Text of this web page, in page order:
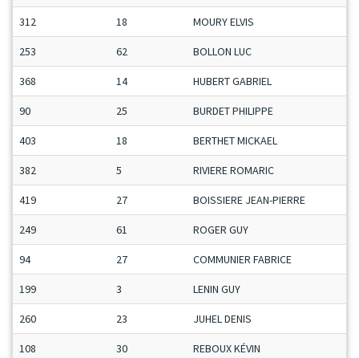
312 18 MOURY ELVIS
253 62 BOLLON LUC
368 14 HUBERT GABRIEL
90 25 BURDET PHILIPPE
403 18 BERTHET MICKAEL
382 5 RIVIERE ROMARIC
419 27 BOISSIERE JEAN-PIERRE
249 61 ROGER GUY
94 27 COMMUNIER FABRICE
199 3 LENIN GUY
260 23 JUHEL DENIS
108 30 REBOUX KÉVIN